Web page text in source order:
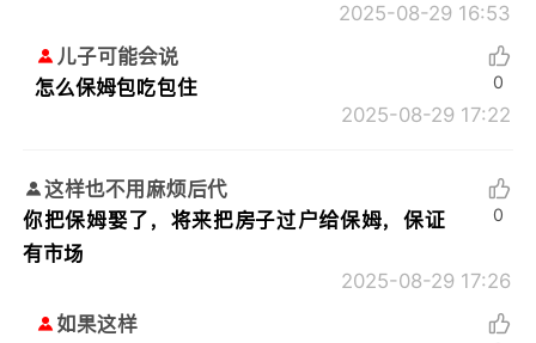
2025-08-29 16:53
儿子可能会说
怎么保姆包吃包住
2025-08-29 17:22
0
这样也不用麻烦后代
你把保姆娶了，将来把房子过户给保姆，保证
有市场
2025-08-29 17:26
0
如果这样